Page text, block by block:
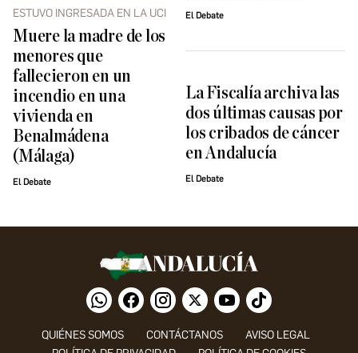
ESTUVO INGRESADA EN LA UCI
Muere la madre de los
menores que
fallecieron en un
incendio en una
vivienda en
Benalmádena
(Málaga)
El Debate
El Debate
La Fiscalía archiva las
dos últimas causas por
los cribados de cáncer
en Andalucía
El Debate
QUIÉNES SOMOS CONTÁCTANOS
AVISO LEGAL